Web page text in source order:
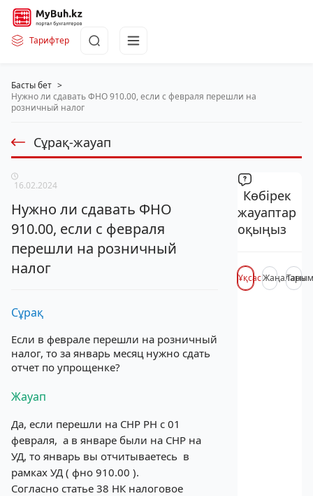
Тарифтер
Басты бет >
Нужно ли сдавать ФНО 910.00, если с февраля перешли на
розничный налог
Сұрақ-жауап
16.02.2024
Нужно ли сдавать ФНО
910.00, если с февраля
перешли на розничный
налог
Сұрақ
Если в феврале перешли на розничный
налог, то за январь месяц нужно сдать
отчет по упрощенке?
Жауап
Да, если перешли на СНР РН с 01
февраля, а в январе были на СНР на
УД, то январь вы отчитываетесь в
рамках УД ( фно 910.00 ).
Согласно статье 38 НК налоговое
Көбірек
жауаптар
оқыңыз
ҰқсасЖаңалары